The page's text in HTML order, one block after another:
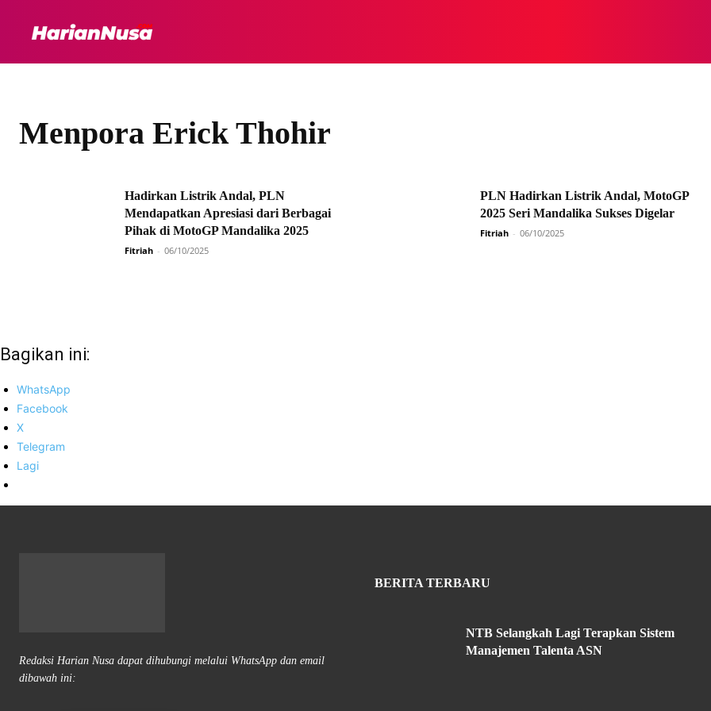
Menpora Erick Thohir
Hadirkan Listrik Andal, PLN
Mendapatkan Apresiasi dari Berbagai
Pihak di MotoGP Mandalika 2025
Fitriah - 06/10/2025
PLN Hadirkan Listrik Andal, MotoGP
2025 Seri Mandalika Sukses Digelar
Fitriah - 06/10/2025
Bagikan ini:
WhatsApp
Facebook
X
Telegram
Lagi
Redaksi Harian Nusa dapat dihubungi melalui WhatsApp dan email
dibawah ini:
BERITA TERBARU
NTB Selangkah Lagi Terapkan Sistem
Manajemen Talenta ASN